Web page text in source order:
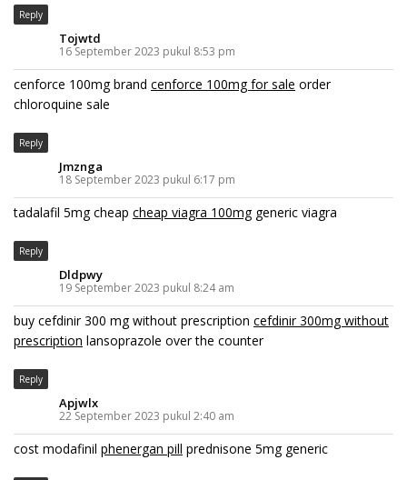
Reply
Tojwtd
16 September 2023 pukul 8:53 pm
cenforce 100mg brand cenforce 100mg for sale order
chloroquine sale
Reply
Jmznga
18 September 2023 pukul 6:17 pm
tadalafil 5mg cheap cheap viagra 100mggeneric viagra
Reply
Dldpwy
19 September 2023 pukul 8:24 am
buy cefdinir 300 mg without prescription cefdinir 300mg without
prescription lansoprazole over the counter
Reply
Apjwlx
22 September 2023 pukul 2:40 am
cost modafinil phenergan pill prednisone 5mg generic